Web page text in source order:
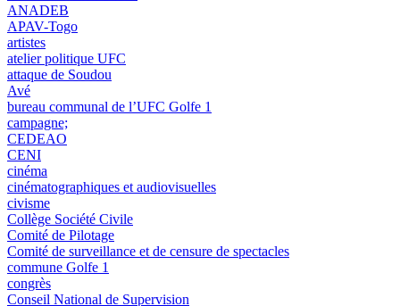
ANADEB
APAV-Togo
artistes
atelier politique UFC
attaque de Soudou
Avé
bureau communal de l’UFC Golfe 1
campagne;
CEDEAO
CENI
cinéma
cinématographiques et audiovisuelles
civisme
Collège Société Civile
Comité de Pilotage
Comité de surveillance et de censure de spectacles
commune Golfe 1
congrès
Conseil National de Supervision